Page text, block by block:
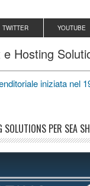
TWITTER YOUTUBE
Hosting
iniziata nel
SOLUTIONS PER SEA